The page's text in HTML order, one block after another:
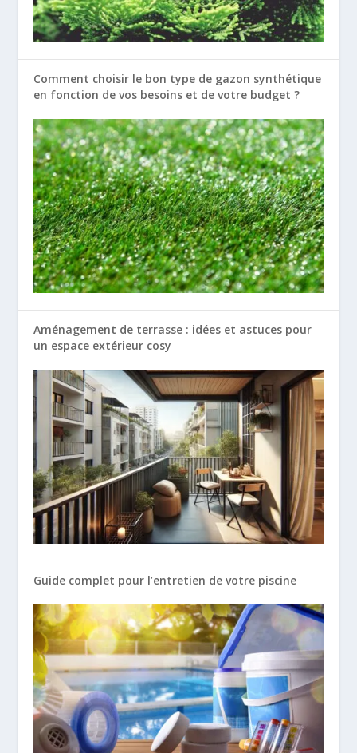
Comment choisir le bon type de gazon synthétique
en fonction de vos besoins et de votre budget ?
Aménagement de terrasse : idées et astuces pour
un espace extérieur cosy
Guide complet pour l’entretien de votre piscine